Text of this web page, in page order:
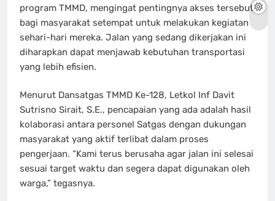
program TMMD, mengingat pentingnya akses tersebut
bagi masyarakat setempat untuk melakukan kegiatan
sehari-hari mereka. Jalan yang sedang dikerjakan ini
diharapkan dapat menjawab kebutuhan transportasi
yang lebih efisien.
Menurut Dansatgas TMMD Ke-128, Letkol Inf Davit
Sutrisno Sirait, S.E., pencapaian yang ada adalah hasil
kolaborasi antara personel Satgas dengan dukungan
masyarakat yang aktif terlibat dalam proses
pengerjaan. “Kami terus berusaha agar jalan ini selesai
sesuai target waktu dan segera dapat digunakan oleh
warga,” tegasnya.